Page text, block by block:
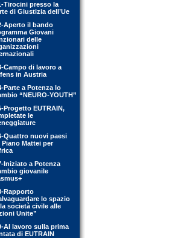
Tirocini presso la
di Giustizia dell’Ue
Aperto il bando
Giovani
delle
Campo di lavoro a
in Austria
Parte a Potenza lo
“NEURO-YOUTH”
Progetto EUTRAIN,
le
Quattro nuovi paesi
Piano Mattei per
Iniziato a Potenza
giovanile
Rapporto
lo spazio
società civile alle
Unite”
Al lavoro sulla prima
di EUTRAIN